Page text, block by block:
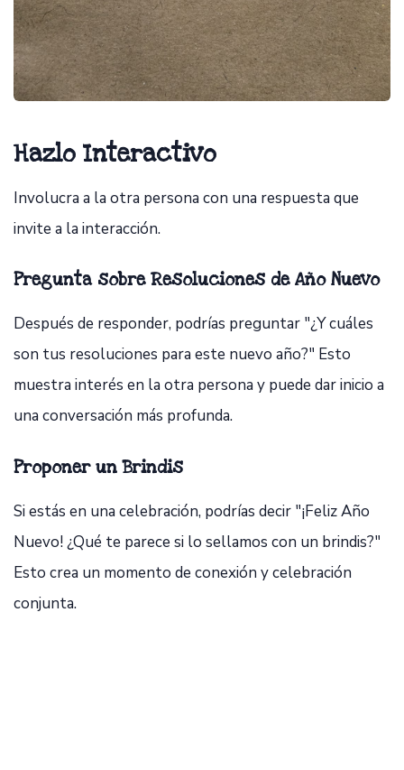
Hazlo Interactivo
Involucra a la otra persona con una respuesta que
invite a la interacción.
Pregunta sobre Resoluciones de Año Nuevo
Después de responder, podrías preguntar "¿Y cuáles
son tus resoluciones para este nuevo año?" Esto
muestra interés en la otra persona y puede dar inicio a
una conversación más profunda.
Proponer un Brindis
Si estás en una celebración, podrías decir "¡Feliz Año
Nuevo! ¿Qué te parece si lo sellamos con un brindis?"
Esto crea un momento de conexión y celebración
conjunta.